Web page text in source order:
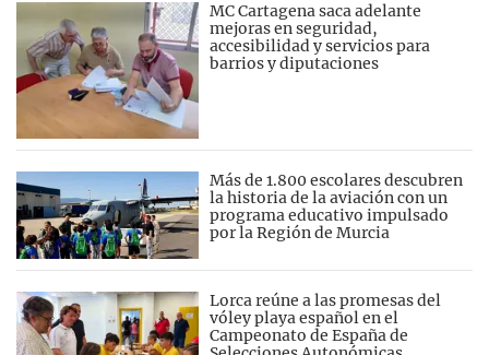
MC Cartagena saca adelante
mejoras en seguridad,
accesibilidad y servicios para
barrios y diputaciones
Más de 1.800 escolares descubren
la historia de la aviación con un
programa educativo impulsado
por la Región de Murcia
Lorca reúne a las promesas del
vóley playa español en el
Campeonato de España de